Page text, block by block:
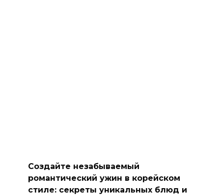
Создайте незабываемый
романтический ужин в корейском
стиле: секреты уникальных блюд и